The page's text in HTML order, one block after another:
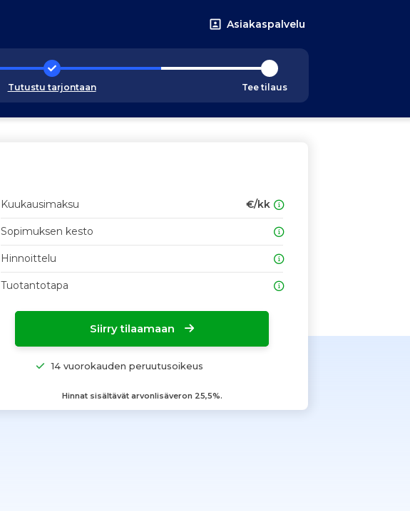
Asiakaspalvelu
Tutustu tarjontaan Tee tilaus
Kuukausimaksu €/kk
Sopimuksen kesto
Hinnoittelu
Tuotantotapa
Siirry tilaamaan
14 vuorokauden peruutusoikeus
Hinnat sisältävät arvonlisäveron 25,5%.